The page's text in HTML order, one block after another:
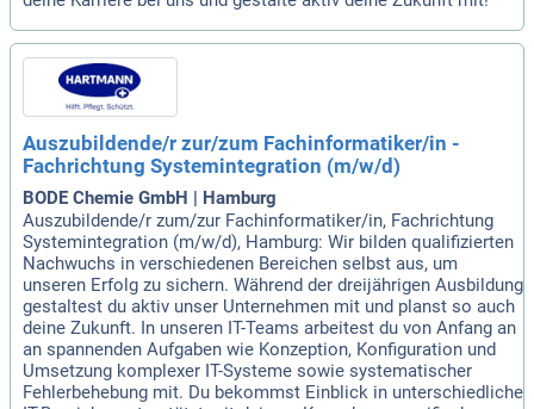
Auszubildende/r zur/zum Fachinformatiker/in -
Fachrichtung Systemintegration (m/w/d)
BODE Chemie GmbH | Hamburg
Auszubildende/r zum/zur Fachinformatiker/in, Fachrichtung
Systemintegration (m/w/d), Hamburg: Wir bilden qualifizierten
Nachwuchs in verschiedenen Bereichen selbst aus, um
unseren Erfolg zu sichern. Während der dreijährigen Ausbildung
gestaltest du aktiv unser Unternehmen mit und planst so auch
deine Zukunft. In unseren IT-Teams arbeitest du von Anfang an
an spannenden Aufgaben wie Konzeption, Konfiguration und
Umsetzung komplexer IT-Systeme sowie systematischer
Fehlerbehebung mit. Du bekommst Einblick in unterschiedliche